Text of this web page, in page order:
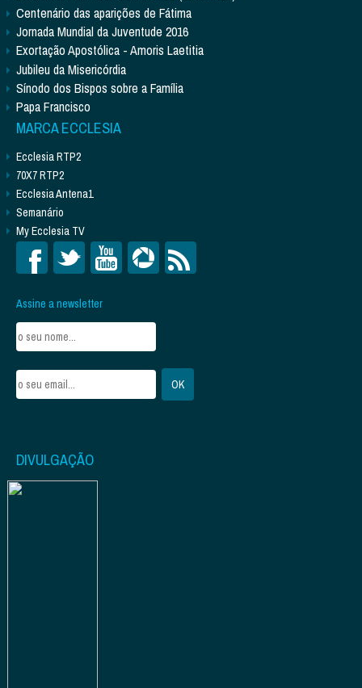
Centenário das aparições de Fátima
Jornada Mundial da Juventude 2016
Exortação Apostólica - Amoris Laetitia
Jubileu da Misericórdia
Sínodo dos Bispos sobre a Família
Papa Francisco
MARCA ECCLESIA
Ecclesia RTP2
70X7 RTP2
Ecclesia Antena1
Semanário
My Ecclesia TV
Assine a newsletter
DIVULGAÇÃO